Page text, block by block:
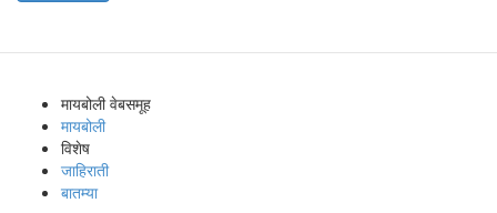
मायबोली वेबसमूह
मायबोली
विशेष
जाहिराती
बातम्या